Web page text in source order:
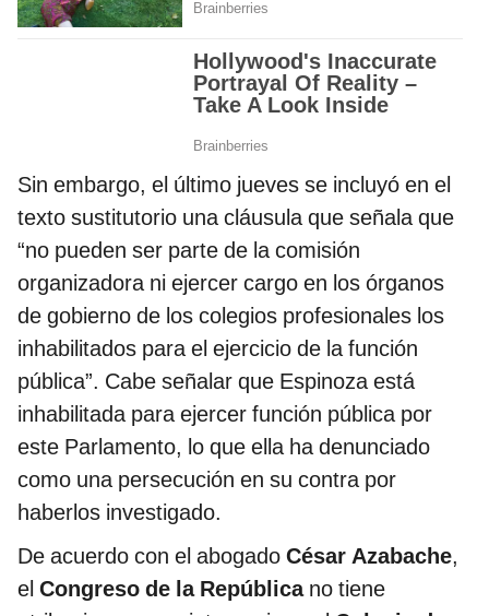
Sin embargo, el último jueves se incluyó en el
texto sustitutorio una cláusula que señala que
“no pueden ser parte de la comisión
organizadora ni ejercer cargo en los órganos
de gobierno de los colegios profesionales los
inhabilitados para el ejercicio de la función
pública”. Cabe señalar que Espinoza está
inhabilitada para ejercer función pública por
este Parlamento, lo que ella ha denunciado
como una persecución en su contra por
haberlos investigado.
De acuerdo con el abogado César Azabache,
el Congreso de la Repúblicano tiene